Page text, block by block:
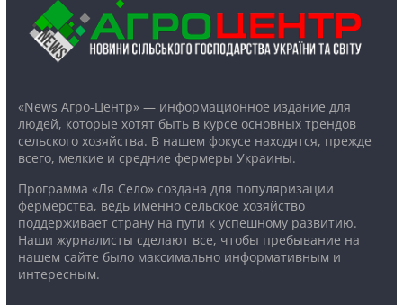
«News Агро-Центр» — информационное издание для
людей, которые хотят быть в курсе основных трендов
сельского хозяйства. В нашем фокусе находятся, прежде
всего, мелкие и средние фермеры Украины.
Программа «Ля Село» создана для популяризации
фермерства, ведь именно сельское хозяйство
поддерживает страну на пути к успешному развитию.
Наши журналисты сделают все, чтобы пребывание на
нашем сайте было максимально информативным и
интересным.